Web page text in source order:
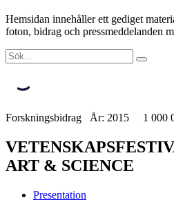
Hemsidan innehåller ett gediget
foton, bidrag och pressmeddelanden
Forskningsbidrag År: 2015 1 000
ART & SCIENCE
Presentation